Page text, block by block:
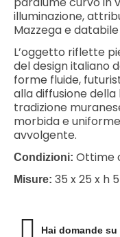
illuminazione,
Mazzega e
L’oggetto riflette
del design italiano
forme fluide,
alla diffusione
tradizione
morbida e
avvolgente.
Condizioni: Ottime
Misure: 35 x 25 x h
Hai domande